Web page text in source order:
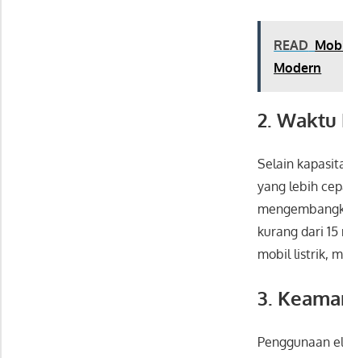
READ
Modern
2.
Selain
yang lebih
kurang dari
mobil listrik,
3.
Penggunaan